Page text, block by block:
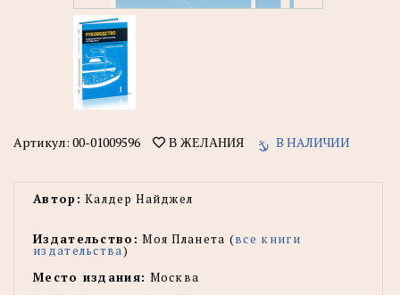
Артикул: 00-01009596 В ЖЕЛАНИЯ В НАЛИЧИИ
Автор: Калдер Найджел
Издательство: Моя Планета (все книги
издательства)
Место издания: Москва